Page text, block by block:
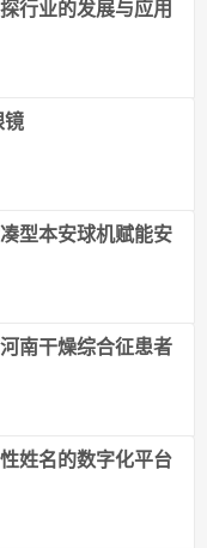
行业的发展与应用
镜
型本安球机赋能安
南干燥综合征患者
姓名的数字化平台